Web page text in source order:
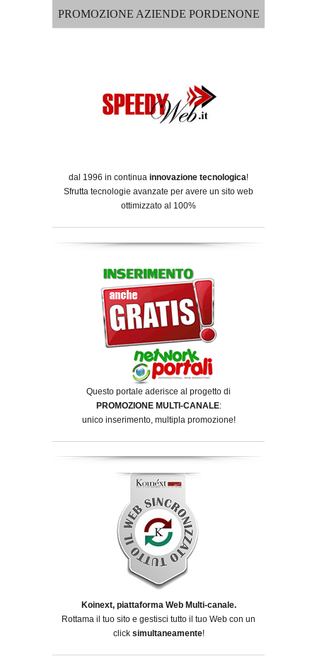
PROMOZIONE AZIENDE PORDENONE
dal 1996 in continua innovazione tecnologica!
Sfrutta tecnologie avanzate per avere un sito web
ottimizzato al 100%
Questo portale aderisce al progetto di
PROMOZIONE MULTI-CANALE:
unico inserimento, multipla promozione!
Koinext, piattaforma Web Multi-canale.
Rottama il tuo sito e gestisci tutto il tuo Web con un
click simultaneamente!